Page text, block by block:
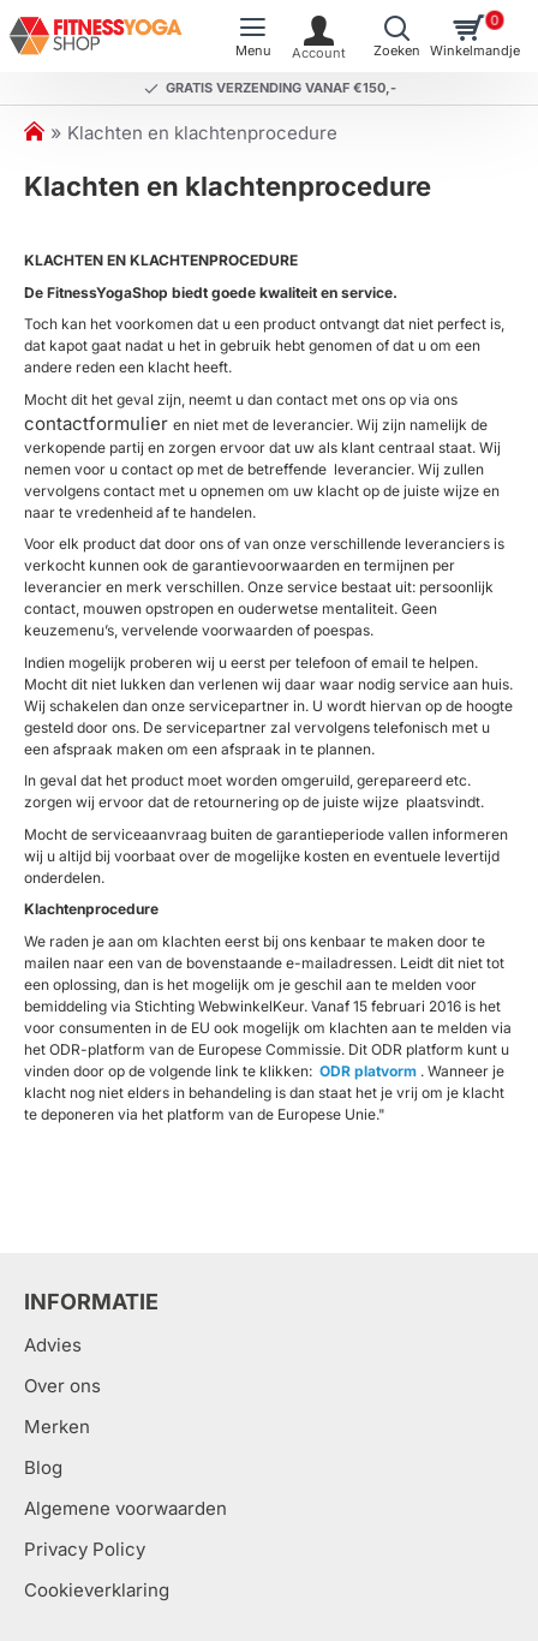
GRATIS VERZENDING VANAF €150,-
0
h
m
Klachten en klachtenprocedure
Klachten en klachtenprocedure
KLACHTEN EN KLACHTENPROCEDURE
De FitnessYogaShop biedt goede kwaliteit en service.
Toch kan het voorkomen dat u een product ontvangt dat niet perfect is,
dat kapot gaat nadat u het in gebruik hebt genomen of dat u om een
andere reden een klacht heeft.
Mocht dit het geval zijn, neemt u dan contact met ons op via ons
contactformulier en niet met de leverancier. Wij zijn namelijk de
verkopende partij en zorgen ervoor dat uw als klant centraal staat. Wij
nemen voor u contact op met de betreffende leverancier. Wij zullen
vervolgens contact met u opnemen om uw klacht op de juiste wijze en
naar te vredenheid af te handelen.
Voor elk product dat door ons of van onze verschillende leveranciers is
verkocht kunnen ook de garantievoorwaarden en termijnen per
leverancier en merk verschillen. Onze service bestaat uit: persoonlijk
contact, mouwen opstropen en ouderwetse mentaliteit. Geen
keuzemenu’s, vervelende voorwaarden of poespas.
Indien mogelijk proberen wij u eerst per telefoon of email te helpen.
Mocht dit niet lukken dan verlenen wij daar waar nodig service aan huis.
Wij schakelen dan onze servicepartner in. U wordt hiervan op de hoogte
gesteld door ons. De servicepartner zal vervolgens telefonisch met u
een afspraak maken om een afspraak in te plannen.
In geval dat het product moet worden omgeruild, gerepareerd etc.
zorgen wij ervoor dat de retournering op de juiste wijze plaatsvindt.
Mocht de serviceaanvraag buiten de garantieperiode vallen informeren
wij u altijd bij voorbaat over de mogelijke kosten en eventuele levertijd
onderdelen.
Klachtenprocedure
We raden je aan om klachten eerst bij ons kenbaar te maken door te
mailen naar een van de bovenstaande e-mailadressen. Leidt dit niet tot
een oplossing, dan is het mogelijk om je geschil aan te melden voor
bemiddeling via Stichting WebwinkelKeur. Vanaf 15 februari 2016 is het
voor consumenten in de EU ook mogelijk om klachten aan te melden via
het ODR-platform van de Europese Commissie. Dit ODR platform kunt u
vinden door op de volgende link te klikken: ODR platvorm . Wanneer je
klacht nog niet elders in behandeling is dan staat het je vrij om je klacht
te deponeren via het platform van de Europese Unie."
INFORMATIE
Advies
Over ons
Merken
Blog
Algemene voorwaarden
Privacy Policy
Cookieverklaring